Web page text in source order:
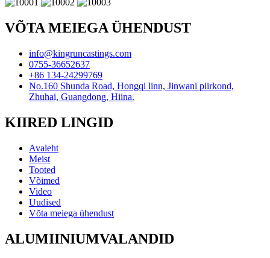
VÕTA MEIEGA ÜHENDUST
info@kingruncastings.com
0755-36652637
+86 134-24299769
No.160 Shunda Road, Hongqi linn, Jinwani piirkond,
Zhuhai, Guangdong, Hiina.
KIIRED LINGID
Avaleht
Meist
Tooted
Võimed
Video
Uudised
Võta meiega ühendust
ALUMIINIUMVALANDID